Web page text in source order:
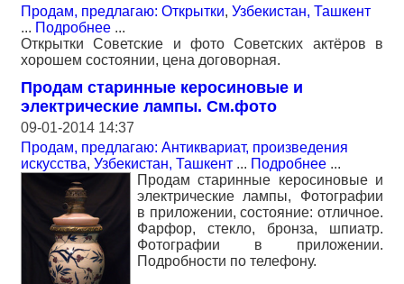
Продам, предлагаю: Открытки, Узбекистан, Ташкент
... Подробнее ...
Открытки Советские и фото Советских актёров в
хорошем состоянии, цена договорная.
Продам старинные керосиновые и
электрические лампы. См.фото
09-01-2014 14:37
Продам, предлагаю: Антиквариат, произведения
искусства, Узбекистан, Ташкент ... Подробнее ...
Продам старинные керосиновые и
электрические лампы, Фотографии
в приложении, состояние: отличное.
Фарфор, стекло, бронза, шпиатр.
Фотографии в приложении.
Подробности по телефону.